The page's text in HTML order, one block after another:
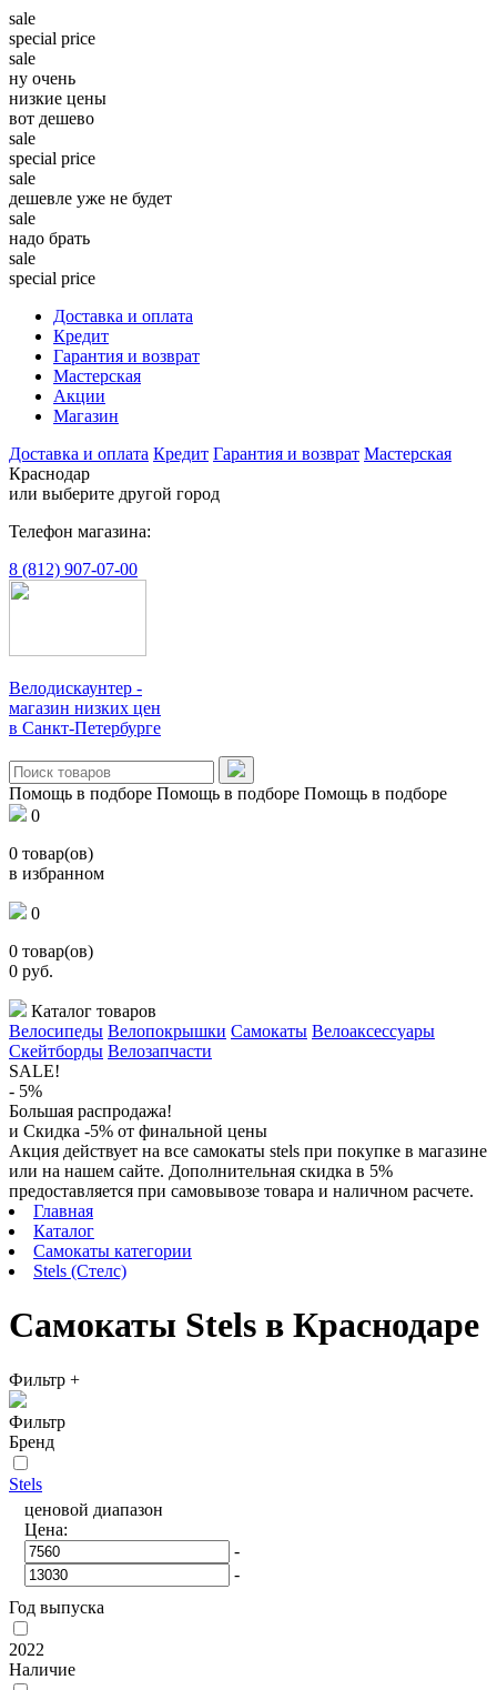
sale
special price
sale
ну очень
низкие цены
вот дешево
sale
special price
sale
дешевле уже не будет
sale
надо брать
sale
special price
Доставка и оплата
Кредит
Гарантия и возврат
Мастерская
Акции
Магазин
Доставка и оплата Кредит Гарантия и возврат Мастерская
Краснодар
или выберите другой город
Телефон магазина:
8 (812) 907-07-00
Велодискаунтер -
магазин низких цен
в Санкт-Петербурге
Помощь в подборе Помощь в подборе Помощь в подборе
0
0 товар(ов)
в избранном
0
0 товар(ов)
0 руб.
Каталог товаров
Велосипеды Велопокрышки Самокаты Велоаксессуары
Скейтборды Велозапчасти
SALE!
- 5%
Большая распродажа!
и Скидка -5% от финальной цены
Акция действует на все самокаты stels при покупке в магазине
или на нашем сайте. Дополнительная скидка в 5%
предоставляется при самовывозе товара и наличном расчете.
Главная
Каталог
Самокаты категории
Stels (Стелс)
Самокаты Stels в Краснодаре
Фильтр +
Фильтр
Бренд
Stels
ценовой диапазон
Цена:
-
-
Год выпуска
2022
Наличие